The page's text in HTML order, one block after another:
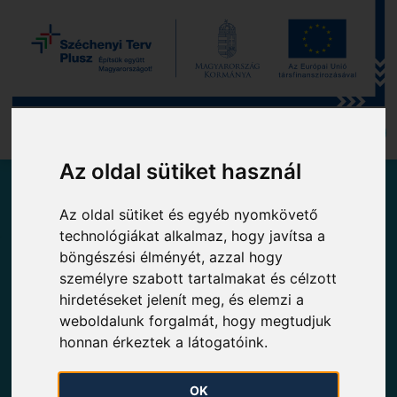
Az oldal sütiket használ
Az oldal sütiket és egyéb nyomkövető
technológiákat alkalmaz, hogy javítsa a
böngészési élményét, azzal hogy
személyre szabott tartalmakat és célzott
hirdetéseket jelenít meg, és elemzi a
weboldalunk forgalmát, hogy megtudjuk
honnan érkeztek a látogatóink.
OK
Aktuális gázáramok az FGSZ Zrt. nagynyomású
földgázszállító vezetékrendszerén
Hazai vételezések és betáplálások
További adatok
Historikus napi gázegyenleg